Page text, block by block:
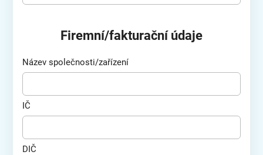
Firemní/fakturační údaje
Název společnosti/zařízení
IČ
DIČ